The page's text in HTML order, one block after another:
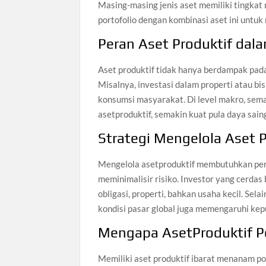
Masing-masing jenis aset memiliki tingkat
portofolio dengan kombinasi aset ini
Peran Aset Produktif
Aset produktif tidak hanya berdampak
Misalnya, investasi dalam properti atau
konsumsi masyarakat. Di level makro,
asetproduktif, semakin kuat pula daya
Strategi Mengelola Aset
Mengelola asetproduktif membutuhkan
meminimalisir risiko. Investor yang
obligasi, properti, bahkan usaha kecil.
kondisi pasar global juga memengaruhi
Mengapa AsetProduktif
Memiliki aset produktif ibarat menanam